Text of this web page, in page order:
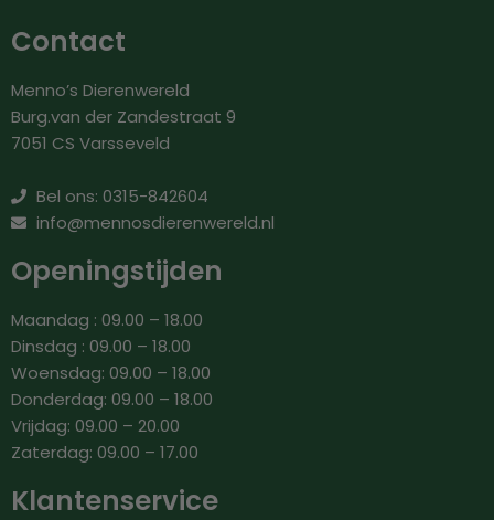
Contact
Menno’s Dierenwereld
Burg.van der Zandestraat 9
7051 CS Varsseveld
Bel ons: 0315-842604
info@mennosdierenwereld.nl
Openingstijden
Maandag : 09.00 – 18.00
Dinsdag : 09.00 – 18.00
Woensdag: 09.00 – 18.00
Donderdag: 09.00 – 18.00
Vrijdag: 09.00 – 20.00
Zaterdag: 09.00 – 17.00
Klantenservice